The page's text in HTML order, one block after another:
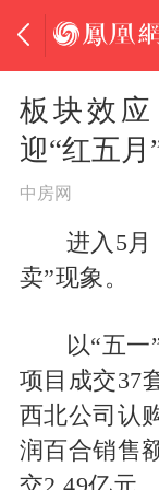
板块效
迎“红五月
中房网
进入5月
卖”现象。
以“五
项目成交37
西北公司认
润百合销售